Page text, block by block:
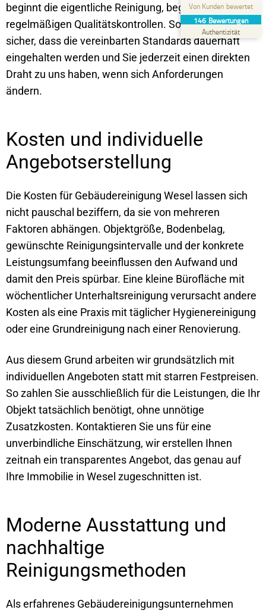
beginnt die eigentliche Reinigung, begleitet von
regelmäßigen Qualitätskontrollen. So stellen wir
sicher, dass die vereinbarten Standards dauerhaft
eingehalten werden und Sie jederzeit einen direkten
Draht zu uns haben, wenn sich Anforderungen
ändern.
Kosten und individuelle
Angebotserstellung
Die Kosten für Gebäudereinigung Wesel lassen sich
nicht pauschal beziffern, da sie von mehreren
Faktoren abhängen. Objektgröße, Bodenbelag,
gewünschte Reinigungsintervalle und der konkrete
Leistungsumfang beeinflussen den Aufwand und
damit den Preis spürbar. Eine kleine Bürofläche mit
wöchentlicher Unterhaltsreinigung verursacht andere
Kosten als eine Praxis mit täglicher Hygienereinigung
oder eine Grundreinigung nach einer Renovierung.
Aus diesem Grund arbeiten wir grundsätzlich mit
individuellen Angeboten statt mit starren Festpreisen.
So zahlen Sie ausschließlich für die Leistungen, die Ihr
Objekt tatsächlich benötigt, ohne unnötige
Zusatzkosten. Kontaktieren Sie uns für eine
unverbindliche Einschätzung, wir erstellen Ihnen
zeitnah ein transparentes Angebot, das genau auf
Ihre Immobilie in Wesel zugeschnitten ist.
Moderne Ausstattung und
nachhaltige
Reinigungsmethoden
Als erfahrenes Gebäudereinigungsunternehmen
Von Kunden bewertet
146 Bewertungen
Authentizität
Blick aufs ProvenExpert-Profil werfen
03.08.2026